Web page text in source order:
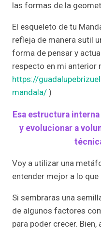
las formas de la
El esqueleto de tu
refleja de manera sutil
forma de pensar y
respecto en mi anterior
https://
mandala/ )
Esa estructura
y evolucionar a
Voy a utilizar una
entender mejor a lo que
Si sembraras una
de algunos factores
para poder crecer.